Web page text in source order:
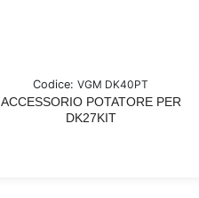
Codice:VGM DK40PT
ACCESSORIO POTATORE PER
DK27KIT